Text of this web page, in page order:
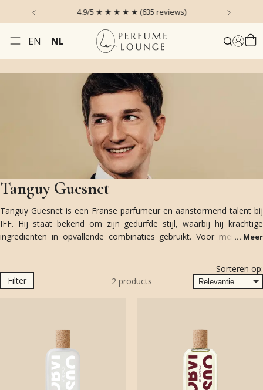
4.9/5 ★ ★ ★ ★ ★ (635 reviews)
EN NL
Tanguy Guesnet
Tanguy Guesnet is een Franse parfumeur en aanstormend talent bij
IFF. Hij staat bekend om zijn gedurfde stijl, waarbij hij krachtige
ingrediënten in opvallende combinaties gebruikt. Voor merken als
overdoseren van opvallende noten om een geur echt memorabel te
maken. Dat zie je terug in het gebruik van pruim in Plum Cream en
... Meer
Filter 2 products
Sorteren op: